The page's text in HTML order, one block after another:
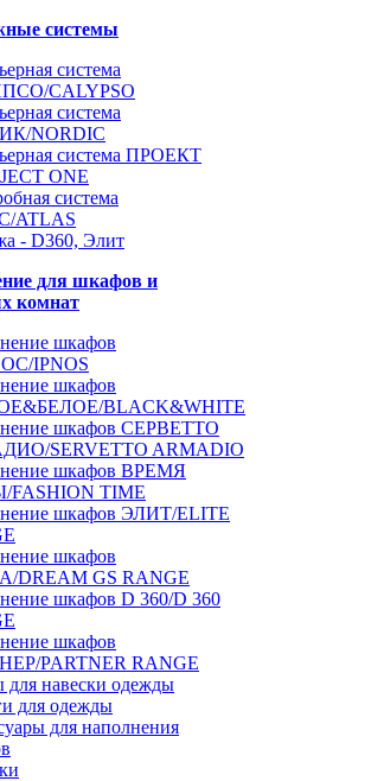
системы
система
CALYPSO
система
NORDIC
система ПРОЕКТ
ONE
система
ATLAS
для шкафов и
комнат
шкафов
IPNOS
шкафов
BLACK&WHITE
шкафов СЕРВЕТТО
SERVETTO ARMADIO
шкафов ВРЕМЯ
TIME
шкафов ЭЛИТ/ELITE
шкафов
DREAM GS RANGE
шкафов D 360/D 360
шкафов
PARTNER RANGE
навески одежды
для одежды
для наполнения